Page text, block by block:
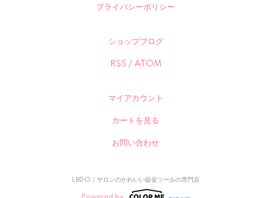
プライバシーポリシー
ショップブログ
RSS / ATOM
マイアカウント
カートを見る
お問い合わせ
LBDO｜サロンのかわいい販促ツールの専門店